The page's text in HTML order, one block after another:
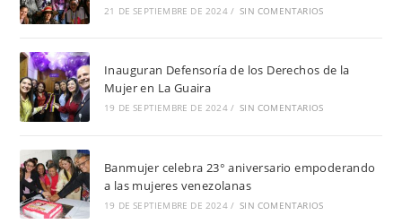
21 DE SEPTIEMBRE DE 2024 / SIN COMENTARIOS
Inauguran Defensoría de los Derechos de la
Mujer en La Guaira
19 DE SEPTIEMBRE DE 2024 / SIN COMENTARIOS
Banmujer celebra 23° aniversario empoderando
a las mujeres venezolanas
19 DE SEPTIEMBRE DE 2024 / SIN COMENTARIOS